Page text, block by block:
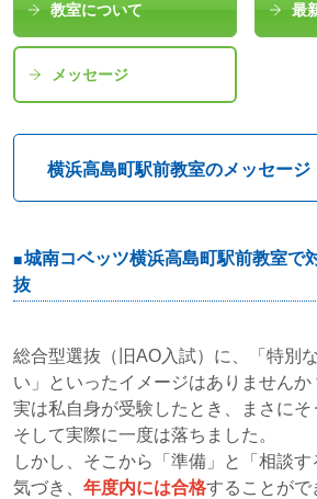
教室について 最
メッセージ
横浜高島町駅前教室のメッセージ
城南コベッツ横浜高島町駅前教室で
抜
総合型選抜（旧AO入試）に、「特別
い」といったイメージはありませんか
実は私自身が受験したとき、まさにそ
そして実際に一度は落ちました。
しかし、そこから「準備」と「相談
気づき、 年度内には合格することがで